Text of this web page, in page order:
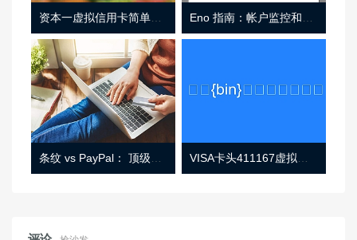
资本一虚拟信用卡简单介绍
条纹 vs PayPal： 顶级功能， 定价 （和更多！ VISA卡头411167虚拟卡基础信息